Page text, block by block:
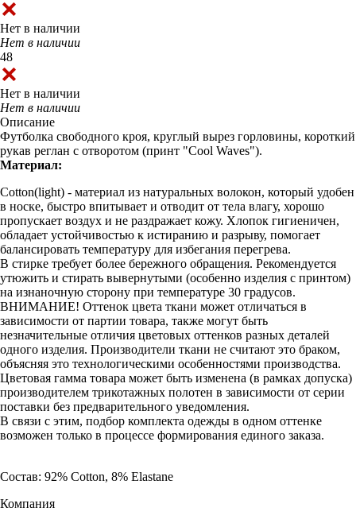
Нет в наличии
Нет в наличии
48
Нет в наличии
Нет в наличии
Описание
Футболка свободного кроя, круглый вырез горловины, короткий
рукав реглан с отворотом (принт "Cool Waves").
Материал:
Cotton(light) - материал из натуральных волокон, который удобен
в носке, быстро впитывает и отводит от тела влагу, хорошо
пропускает воздух и не раздражает кожу. Хлопок гигиеничен,
обладает устойчивостью к истиранию и разрыву, помогает
балансировать температуру для избегания перегрева.
В стирке требует более бережного обращения. Рекомендуется
утюжить и стирать вывернутыми (особенно изделия с принтом)
на изнаночную сторону при температуре 30 градусов.
ВНИМАНИЕ! Оттенок цвета ткани может отличаться в
зависимости от партии товара, также могут быть
незначительные отличия цветовых оттенков разных деталей
одного изделия. Производители ткани не считают это браком,
объясняя это технологическими особенностями производства.
Цветовая гамма товара может быть изменена (в рамках допуска)
производителем трикотажных полотен в зависимости от серии
поставки без предварительного уведомления.
В связи с этим, подбор комплекта одежды в одном оттенке
возможен только в процессе формирования единого заказа.
Состав: 92% Cotton, 8% Elastane
Компания